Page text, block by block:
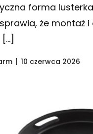
forma lusterka
że montaż i
10 czerwca 2026